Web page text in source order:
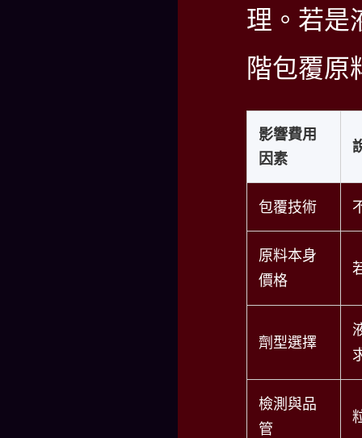
理。若是
階包覆原
影響費用
因素
包覆技術
原料本身
價格
劑型選擇
檢測與品
管